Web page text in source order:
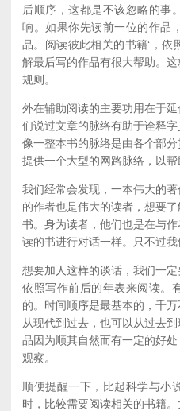
后顺序，这都是不该忽略的事
响。如果你先读前一位的作品
品。阅读彼此相关的书籍‘，依
解最后写的作品有很大帮助。
规则。
外在辅助阅读的主要功用在于
们说过文章的脉络有助于诠释
像一整本书的脉络是由各个部
提供一个大型的网路脉络，以帮
我们经常会发现，一本伟大的
的作者也是伟大的读者，想要
书。身为读者，他们也是在与
读的书进行对话一样。只不过我
想要加人这样的谈话，我们一
依照写作前后的年表来阅读。
的。时间顺序是最基本的，千
从现代到过去，也可以从过去
品因为顺其自然而有一定的好
观察。
顺便提醒一下，比起科学与小
时，比较需要阅读相关的书籍